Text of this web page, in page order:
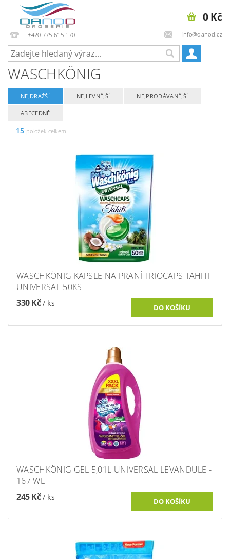
+420 775 615 170 info@danod.cz
0 Kč
WASCHKÖNIG
NEJDRAŽŠÍ NEJLEVNĚJŠÍ NEJPRODÁVANĚJŠÍ
ABECEDNĚ
15 položek celkem
WASCHKÖNIG KAPSLE NA PRANÍ TRIOCAPS TAHITI
UNIVERSAL 50KS
330 Kč/ ks
WASCHKÖNIG GEL 5,01L UNIVERSAL LEVANDULE -
167 WL
245 Kč/ ks